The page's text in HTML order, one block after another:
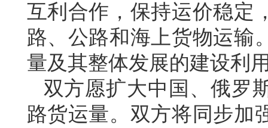
互利合作，保持运价稳定
路、公路和海上货物运输
量及其整体发展的建设利
双方愿扩大中国、俄罗
路货运量。双方将同步加